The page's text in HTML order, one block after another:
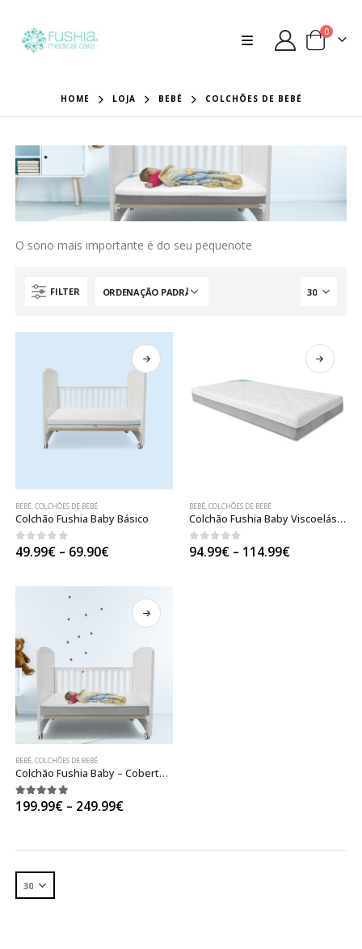
0
HOME LOJA BEBÉ COLCHÕES DE BEBÉ
O sono mais importante é do seu pequenote
FILTER
BEBÉ,COLCHÕES DE BEBÉ
Colchão Fushia Baby Básico
0out of 5
49.99€ – 69.90€Price
through
69.90€
BEBÉ,COLCHÕES DE BEBÉ
Colchão Fushia Baby Viscoelástico
0 out of 5
94.99€ – 114.99€Price
BEBÉ,COLCHÕES DE BEBÉ
Colchão Fushia Baby – Cobertura removível e lavável
5.00 out of 5
199.99€ – 249.99€Price
249.99€